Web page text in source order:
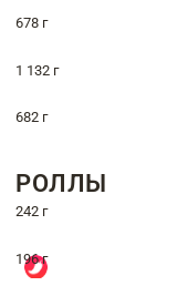
678 г
1 132 г
682 г
РОЛЛЫ
242 г
196 г